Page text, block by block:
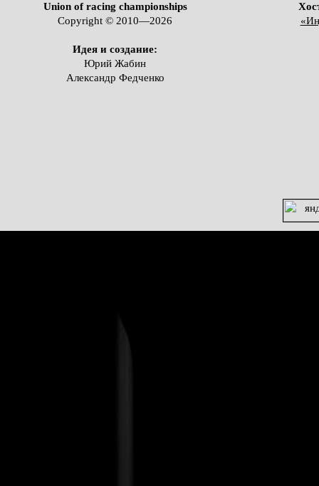
Union of racing championships
Copyright © 2010—2026
Идея и создание:
Юрий Жабин
Александр Федченко